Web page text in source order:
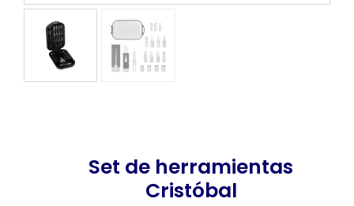
Set de herramientas
Cristóbal